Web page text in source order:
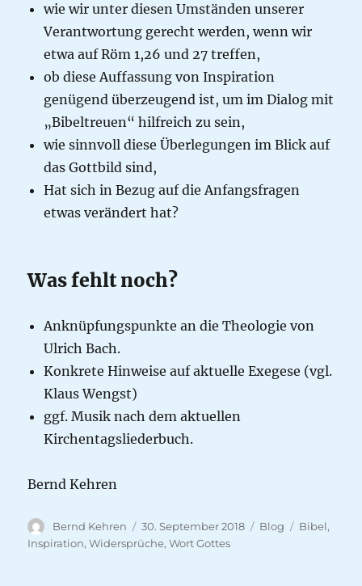
wie wir unter diesen Umständen unserer
Verantwortung gerecht werden, wenn wir
etwa auf Röm 1,26 und 27 treffen,
ob diese Auffassung von Inspiration
genügend überzeugend ist, um im Dialog mit
„Bibeltreuen“ hilfreich zu sein,
wie sinnvoll diese Überlegungen im Blick auf
das Gottbild sind,
Hat sich in Bezug auf die Anfangsfragen
etwas verändert hat?
Was fehlt noch?
Anknüpfungspunkte an die Theologie von
Ulrich Bach.
Konkrete Hinweise auf aktuelle Exegese (vgl.
Klaus Wengst)
ggf. Musik nach dem aktuellen
Kirchentagsliederbuch.
Bernd Kehren
Autor
Bernd Kehren
Veröffentlicht
am
30. September 2018 Kategorien
Blog Bibel,
Inspiration,Widersprüche,Wort Gottes